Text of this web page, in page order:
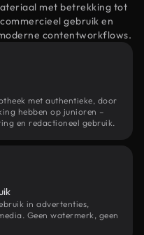
met betrekking tot
gebruik en
contentworkflows.
met authentieke, door
hebben op junioren –
en redactioneel gebruik.
in advertenties,
Geen watermerk, geen